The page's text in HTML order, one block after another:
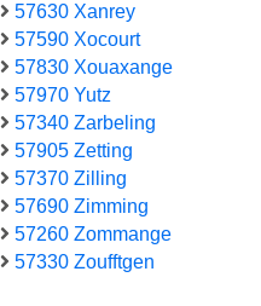
57630 Xanrey
57590 Xocourt
57830 Xouaxange
57970 Yutz
57340 Zarbeling
57905 Zetting
57370 Zilling
57690 Zimming
57260 Zommange
57330 Zoufftgen